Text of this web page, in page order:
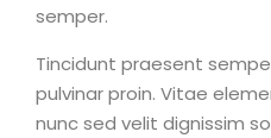
semper.
Tincidunt praesent
pulvinar proin. Vitae
nunc sed velit dignissim